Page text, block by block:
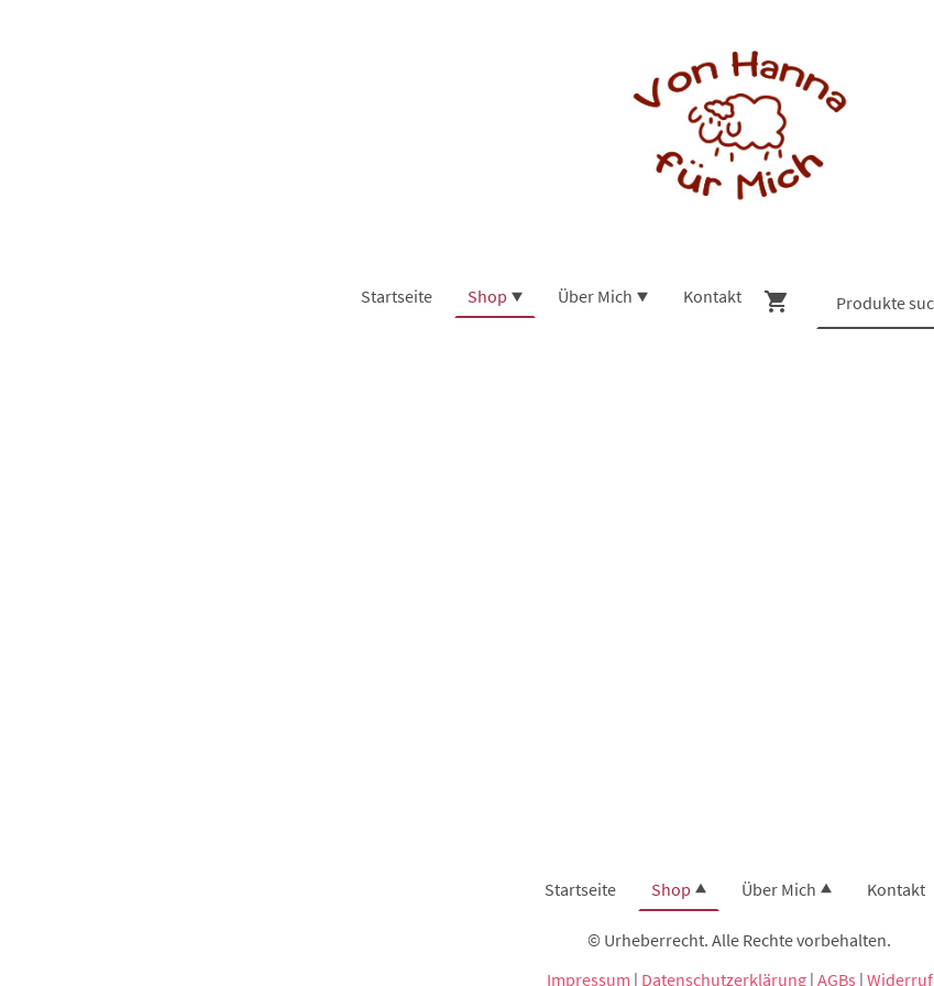
Startseite Shop Über Mich Kontakt
Startseite Shop Über Mich Kontakt
© Urheberrecht. Alle Rechte vorbehalten.
Impressum | Datenschutzerklärung| AGBs | Widerruf